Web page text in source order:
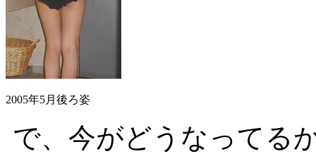
2005年5月後ろ姿
で、今がどうなってる